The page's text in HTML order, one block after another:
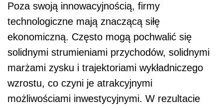
Poza swoją innowacyjnością, firmy
technologiczne mają znaczącą siłę
ekonomiczną. Często mogą pochwalić się
solidnymi strumieniami przychodów, solidnymi
marżami zysku i trajektoriami wykładniczego
wzrostu, co czyni je atrakcyjnymi
możliwościami inwestycyjnymi. W rezultacie